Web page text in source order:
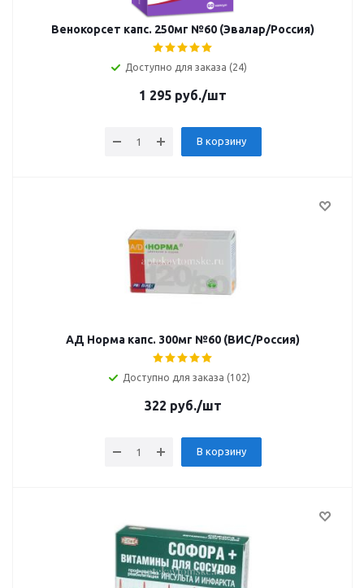
Венокорсет капс. 250мг №60 (Эвалар/Россия)
Доступно для заказа (24)
1 295 руб./шт
В корзину
АД Норма капс. 300мг №60 (ВИС/Россия)
Доступно для заказа (102)
322 руб./шт
В корзину